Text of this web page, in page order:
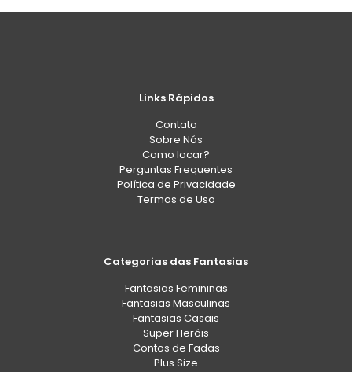
Links Rápidos
Contato
Sobre Nós
Como locar?
Perguntas Frequentes
Política de Privacidade
Termos de Uso
Categorias das Fantasias
Fantasias Femininas
Fantasias Masculinas
Fantasias Casais
Super Heróis
Contos de Fadas
Plus Size